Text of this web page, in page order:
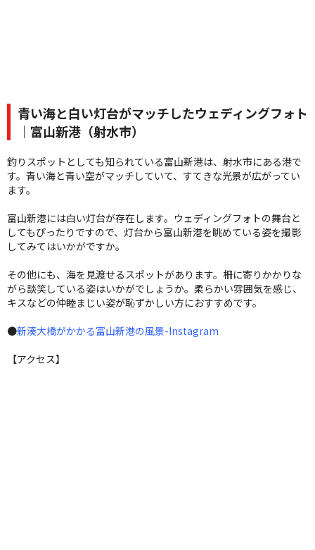
青い海と白い灯台がマッチしたウェディングフォト
｜富山新港（射水市）
釣りスポットとしても知られている富山新港は、射水市にある港で
す。青い海と青い空がマッチしていて、すてきな光景が広がってい
ます。
富山新港には白い灯台が存在します。ウェディングフォトの舞台と
してもぴったりですので、灯台から富山新港を眺めている姿を撮影
してみてはいかがですか。
その他にも、海を見渡せるスポットがあります。柵に寄りかかりな
がら談笑している姿はいかがでしょうか。柔らかい雰囲気を感じ、
キスなどの仲睦まじい姿が恥ずかしい方におすすめです。
●新湊大橋がかかる富山新港の風景-Instagram
【アクセス】